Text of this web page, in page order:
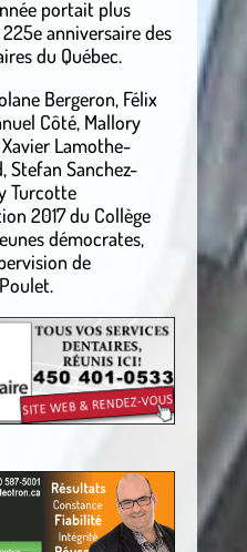
portait plus
anniversaire des
du Québec.
Bergeron, Félix
Côté, Mallory
Lamothe-
Stefan Sanchez-
Turcotte
2017 du Collège
démocrates,
de